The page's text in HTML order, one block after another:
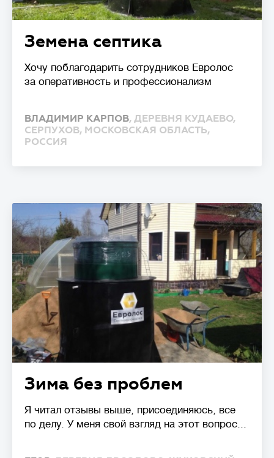
Земена септика
Хочу поблагодарить сотрудников Евролос
за оперативность и профессионализм
ВЛАДИМИР КАРПОВ, ДЕРЕВНЯ КУДАЕВО,
СЕРПУХОВ, МОСКОВСКАЯ ОБЛАСТЬ,
РОССИЯ
Зима без проблем
Я читал отзывы выше, присоединяюсь, все
по делу. У меня свой взгляд на этот вопрос...